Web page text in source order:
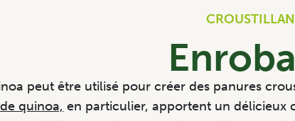
peut être utilisé pour créer des panures
quinoa, en particulier, apportent un délicieux